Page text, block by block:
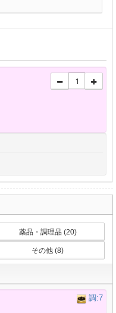
薬品・調理品 (20)
その他 (8)
調:7